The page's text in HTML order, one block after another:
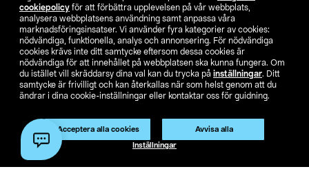
cookiepolicy för att förbättra upplevelsen på vår webbplats,
analysera webbplatsens användning samt anpassa våra
marknadsföringsinsatser. Vi använder fyra kategorier av cookies:
nödvändiga, funktionella, analys och annonsering. För nödvändiga
cookies krävs inte ditt samtycke eftersom dessa cookies är
nödvändiga för att innehållet på webbplatsen ska kunna fungera. Om
du istället vill skräddarsy dina val kan du trycka på inställningar. Ditt
samtycke är frivilligt och kan återkallas när som helst genom att du
ändrar i dina cookie-inställningar eller kontaktar oss för guidning.
Acceptera alla cookies Avvisa alla
Inställningar
Hitta butik
SE NO FI
Köpvillkor Privacy statement Klubbvillkor
För företag
Ändra till priser exklusive moms